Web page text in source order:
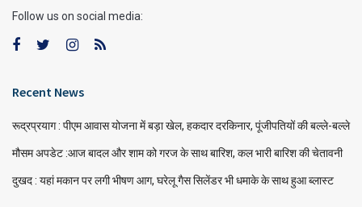
Follow us on social media:
Recent News
रूद्रप्रयाग : पीएम आवास योजना में बड़ा खेल, हकदार दरकिनार, पूंजीपतियों की बल्ले-बल्ले
मौसम अपडेट :आज बादल और शाम को गरज के साथ बारिश, कल भारी बारिश की चेतावनी
दुखद : यहां मकान पर लगी भीषण आग, घरेलू गैस सिलेंडर भी धमाके के साथ हुआ ब्लास्ट